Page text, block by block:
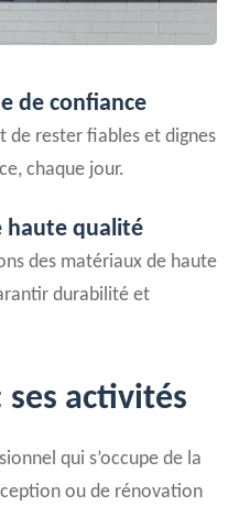
de confiance
de rester fiables et dignes
chaque jour.
haute qualité
des matériaux de haute
durabilité et
activités
qui s’occupe de la
ou de rénovation